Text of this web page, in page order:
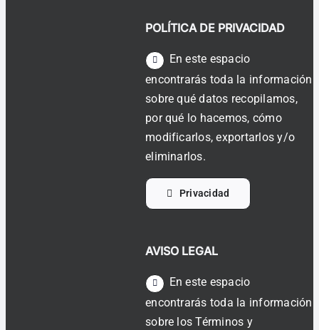
POLÍTICA DE PRIVACIDAD
En este espacio
encontrarás toda la información
sobre qué datos recopilamos,
por qué lo hacemos, cómo
modificarlos, exportarlos y/o
eliminarlos.
Privacidad
AVISO LEGAL
En este espacio
encontrarás toda la información
sobre los Términos y